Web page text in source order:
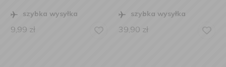
szybka wysyłka
9,99 zł
szybka wysyłka
39,90 zł